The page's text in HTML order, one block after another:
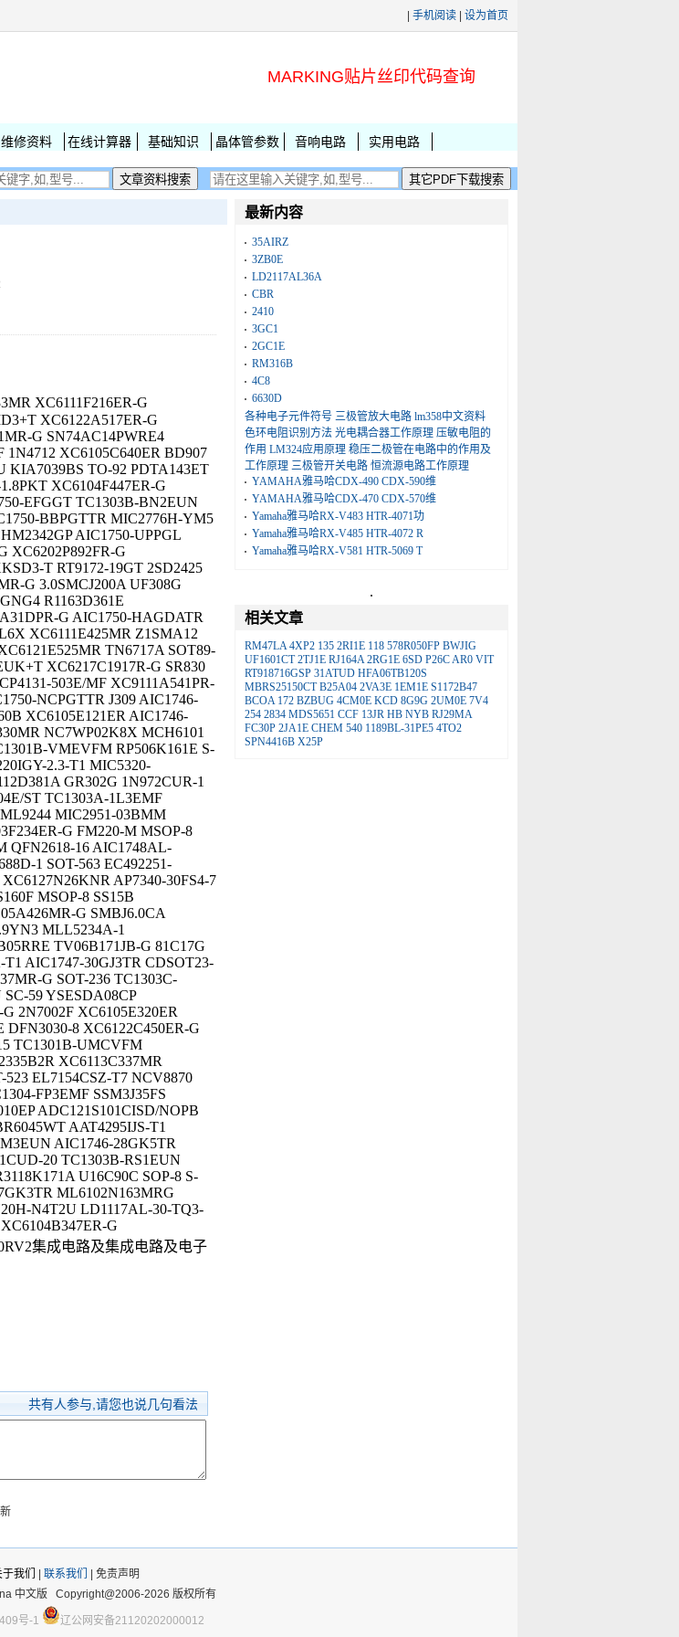
手机阅读 设为首页
MARKING贴片丝印代码查询
维修资料 在线计算器 基础知识 晶体管参数 音响电路 实用电路
XC6111F216ER-G
XC6122A517ER-G
G SN74AC14PWRE4
1N4712 XC6105C640ER BD907
KIA7039BS TO-92 PDTA143ET
XC6104F447ER-G
EFGGT TC1303B-BN2EUN
BBPGTTR MIC2776H-YM5
AIC1750-UPPGL
XC6202P892FR-G
T RT9172-19GT 2SD2425
G 3.0SMCJ200A UF308G
R1163D361E
G AIC1750-HAGDATR
XC6111E425MR Z1SMA12
TN6717A SOT89-
XC6217C1917R-G SR830
503E/MF XC9111A541PR-
NCPGTTR J309 AIC1746-
XC6105E121ER AIC1746-
NC7WP02K8X MCH6101
VMEVFM RP506K161E S-
2.3-T1 MIC5320-
GR302G 1N972CUR-1
ST TC1303A-1L3EMF
MIC2951-03BMM
G FM220-M MSOP-8
QFN2618-16 AIC1748AL-
1 SOT-563 EC492251-
AP7340-30FS4-7
MSOP-8 SS15B
G SMBJ6.0CA
MLL5234A-1
TV06B171JB-G 81C17G
AIC1747-30GJ3TR CDSOT23-
G SOT-236 TC1303C-
59 YSESDA08CP
2N7002F XC6105E320ER
8 XC6122C450ER-G
TC1301B-UMCVFM
XC6113C337MR
523 EL7154CSZ-T7 NCV8870
FP3EMF SSM3J35FS
ADC121S101CISD/NOPB
AAT4295IJS-T1
AIC1746-28GK5TR
20 TC1303B-RS1EUN
U16C90C SOP-8 S-
ML6102N163MRG
N4T2U LD1117AL-30-TQ3-
G
集成电路及集成电路及电子
共有人参与,请您也说几句看法
最新内容
35AIRZ
3ZB0E
LD2117AL36A
CBR
2410
3GC1
2GC1E
RM316B
4C8
6630D
各种电子元件符号 三极管放大电路 lm358中文资料
色环电阻识别方法 光电耦合器工作原理 压敏电阻的
作用 LM324应用原理 稳压二极管在电路中的作用及
工作原理 三极管开关电路 恒流源电路工作原理
YAMAHA雅马哈CDX-490 CDX-590维
YAMAHA雅马哈CDX-470 CDX-570维
Yamaha雅马哈RX-V483 HTR-4071功
Yamaha雅马哈RX-V485 HTR-4072 R
Yamaha雅马哈RX-V581 HTR-5069 T
.
相关文章
RM47LA 4XP2 135 2RI1E 118 578R050FP BWJIG
UF1601CT 2TJ1E RJ164A 2RG1E 6SD P26CAR0 VIT
RT918716GSP 31ATUD HFA06TB120S
MBRS25150CT B25A04 2VA3E 1EM1E S1172B47
BCOA 172 BZBUG 4CM0E KCD 8G9G 2UM0E 7V4
254 2834 MDS5651 CCF 13JR HB NYB RJ29MA
FC30P 2JA1E CHEM 540 1189BL-31PE5 4TO2
SPN4416B X25P
我们 联系我们
| 免责声明
中文版 Copyright@2006-2026 版权所有
号-1 辽公网安备21120202000012